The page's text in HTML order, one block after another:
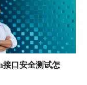
接口安全测试怎